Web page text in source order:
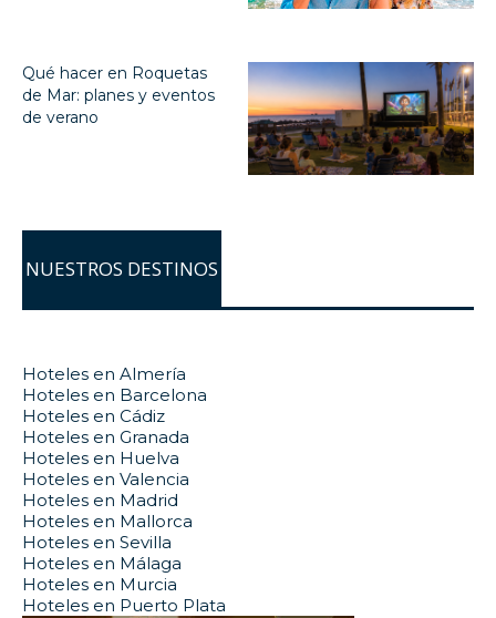
Qué hacer en Roquetas
de Mar: planes y eventos
de verano
NUESTROS DESTINOS
Hoteles en Almería
Hoteles en Barcelona
Hoteles en Cádiz
Hoteles en Granada
Hoteles en Huelva
Hoteles en Valencia
Hoteles en Madrid
Hoteles en Mallorca
Hoteles en Sevilla
Hoteles en Málaga
Hoteles en Murcia
Hoteles en Puerto Plata